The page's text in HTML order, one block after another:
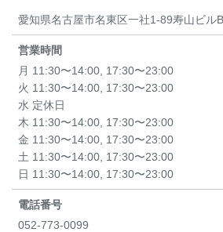
愛知県名古屋市名東区一社1-89寿山ビル
営業時間
月 11:30〜14:00, 17:30〜23:00
火 11:30〜14:00, 17:30〜23:00
水 定休日
木 11:30〜14:00, 17:30〜23:00
金 11:30〜14:00, 17:30〜23:00
土 11:30〜14:00, 17:30〜23:00
日 11:30〜14:00, 17:30〜23:00
電話番号
052-773-0099